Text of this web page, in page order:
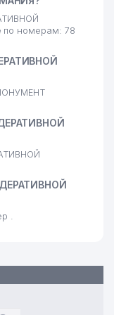
230 м
236 м
243 м
257 м
номерам: 78
.